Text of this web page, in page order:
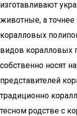
изготавливают
животные, а
коралловых
видов коралловых
собственно носят
представителей
традиционно
тесном родстве с